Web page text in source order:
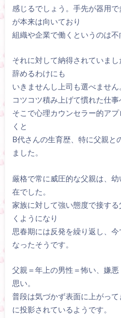
感じるでしょう。手先が器用
が本来は向いており
組織や企業で働くというのは不
それに対して納得されていま
辞めるわけにも
いきませんし上司も選べません
コツコツ積み上げて慣れた仕事
そこで心理カウンセラー的ア
くと
B代さんの生育歴、特に父親と
ました。
厳格で常に威圧的な父親は、
在でした。
家族に対して強い態度で接す
くようになり
思春期には反発を繰り返し、
なったそうです。
父親＝年上の男性＝怖い、嫌
思い。
普段は気づかず表面に上がっ
に投影されているようです。